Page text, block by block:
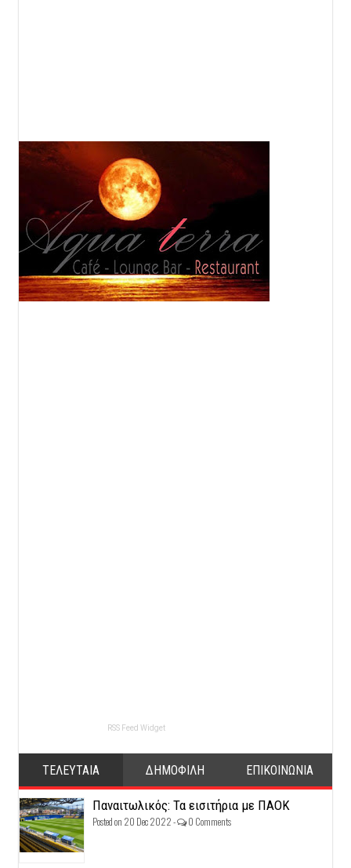
RSS Feed Widget
ΤΕΛΕΥΤΑΙΑ ΔΗΜΟΦΙΛΗ ΕΠΙΚΟΙΝΩΝΙΑ
Παναιτωλικός: Τα εισιτήρια με ΠΑΟΚ
Posted on 20 Dec 2022 - 0 Comments